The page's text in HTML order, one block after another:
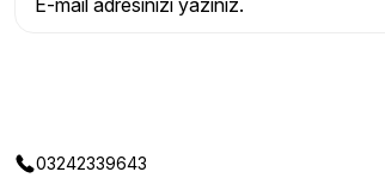
03242339643